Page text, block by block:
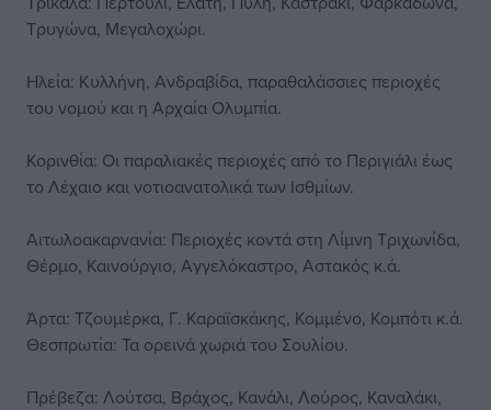
Τρυγώνα, Μεγαλοχώρι.
Ηλεία: Κυλλήνη, Ανδραβίδα, παραθαλάσσιες περιοχές
του νομού και η Αρχαία Ολυμπία.
Κορινθία: Οι παραλιακές περιοχές από το Περιγιάλι έως
το Λέχαιο και νοτιοανατολικά των Ισθμίων.
Αιτωλοακαρνανία: Περιοχές κοντά στη Λίμνη Τριχωνίδα,
Θέρμο, Καινούργιο, Αγγελόκαστρο, Αστακός κ.ά.
Άρτα: Τζουμέρκα, Γ. Καραϊσκάκης, Κομμένο, Κομπότι κ.ά.
Θεσπρωτία: Τα ορεινά χωριά του Σουλίου.
Πρέβεζα: Λούτσα, Βράχος, Κανάλι, Λούρος, Καναλάκι,